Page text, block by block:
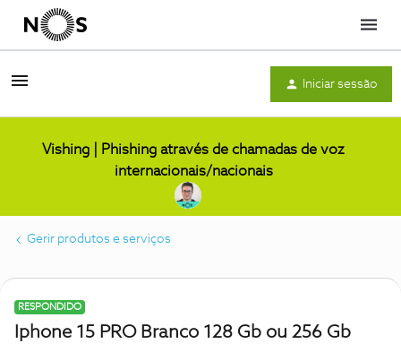
Menu
Iniciar sessão
Vishing | Phishing através de chamadas de voz
internacionais/nacionais
Gerir produtos e serviços
RESPONDIDO
Iphone 15 PRO Branco 128 Gb ou 256 Gb